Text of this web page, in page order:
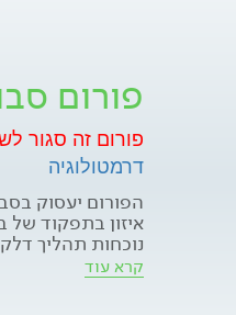
פורום
פורום זה סגור
דרמטולוגיה
הפורום יעסוק
איזון בתפקוד
נוכחות תהליך
בדרמיס (השכבה
דקה המתחברת
קרא עוד